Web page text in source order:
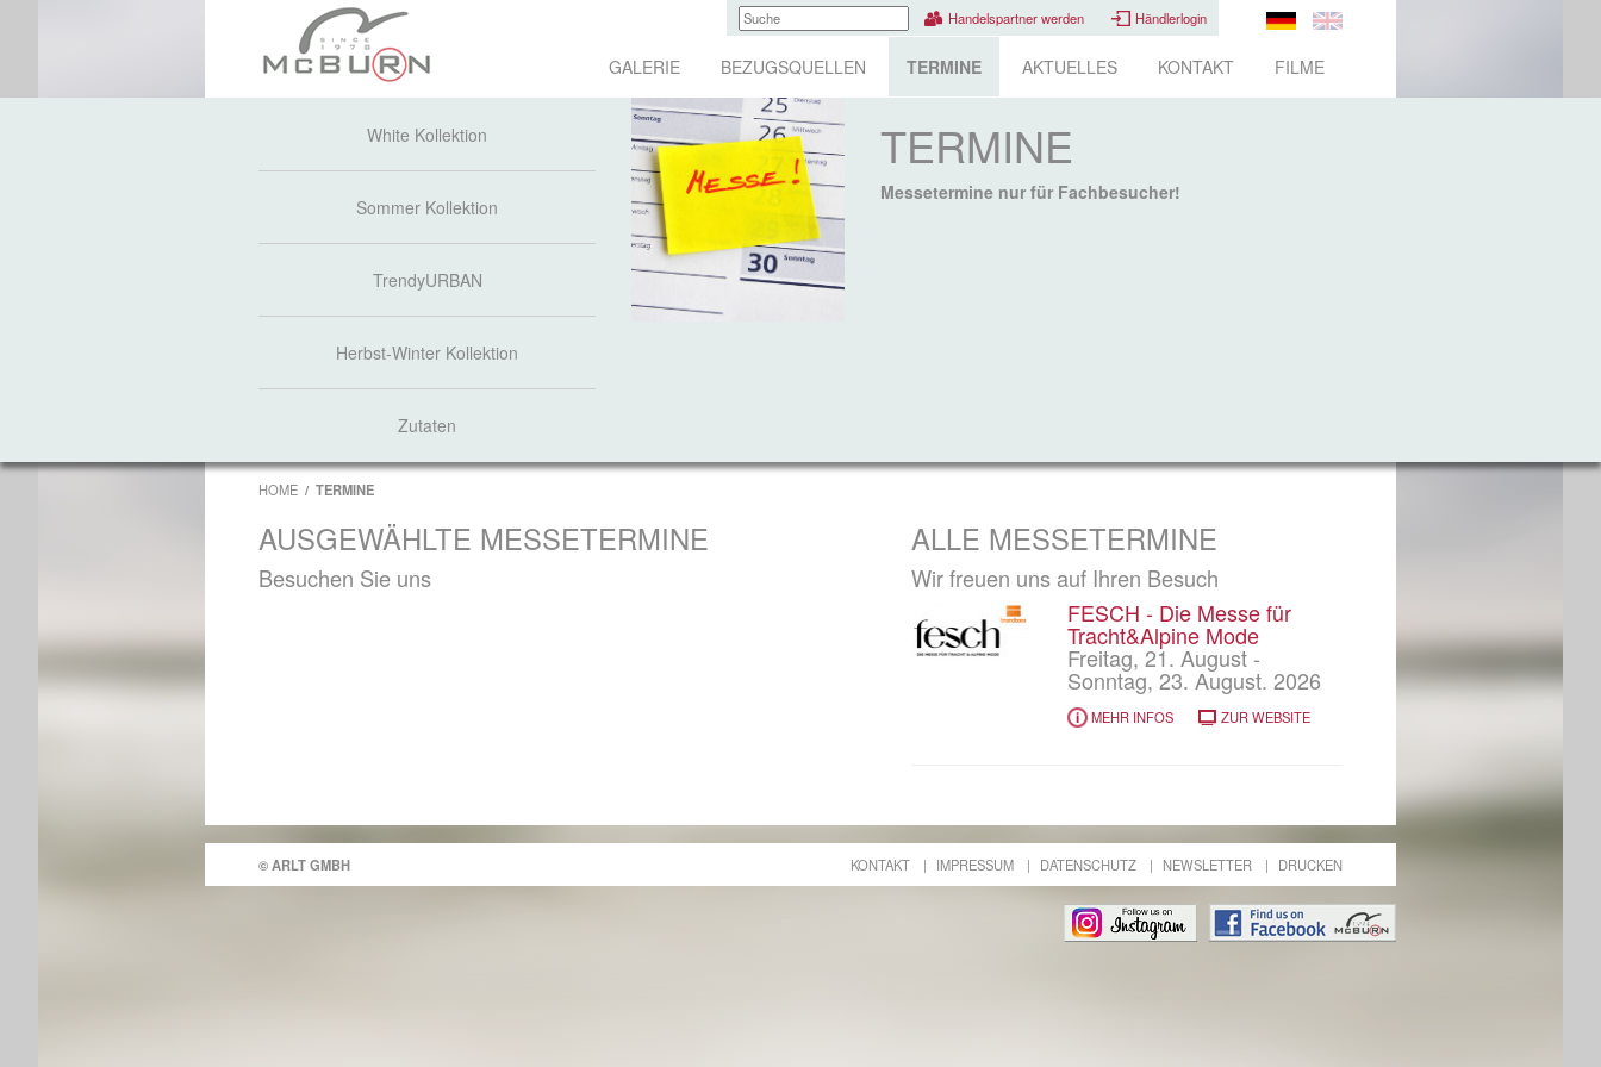
Handelspartner werden Händlerlogin
GALERIE BEZUGSQUELLEN TERMINE AKTUELLES KONTAKT FILME
White Kollektion
Sommer Kollektion
TrendyURBAN
Herbst-Winter Kollektion
Zutaten
TERMINE
Messetermine nur für Fachbesucher!
HOME TERMINE
AUSGEWÄHLTE MESSETERMINE
Besuchen Sie uns
ALLE MESSETERMINE
Wir freuen uns auf Ihren Besuch
FESCH - Die Messe für
Tracht&Alpine Mode
Freitag, 21. August -
Sonntag, 23. August. 2026
MEHR INFOS ZUR WEBSITE
© ARLT GMBH KONTAKT IMPRESSUM DATENSCHUTZ NEWSLETTER DRUCKEN